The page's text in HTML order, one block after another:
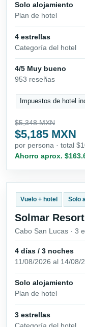
Solo alojamiento
Plan de hotel
4 estrellas
Categoría del hotel
4/5 Muy bueno
953 reseñas
Impuestos de hotel
$5,348 MXN
$5,185 MXN
por persona · total
Ahorro aprox.
Vuelo + hotel Solo
Solmar Resort
Cabo San Lucas · 3
4 días / 3 noches
11/08/2026 al 14/08/
Solo alojamiento
Plan de hotel
3 estrellas
Categoría del hotel